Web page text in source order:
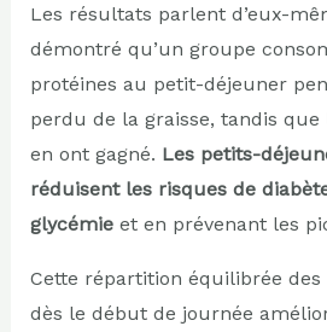
Les résultats parlent d’eux-
démontré qu’un groupe
protéines au petit-déjeuner
perdu de la graisse, tandis
en ont gagné. Les petits-
réduisent les risques de
glycémieet en prévenant les
Cette répartition équilibrée
dès le début de journée